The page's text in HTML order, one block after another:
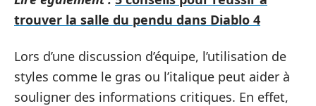
trouver la salle du pendu dans Diablo 4
Lors d’une discussion d’équipe, l’utilisation de
styles comme le gras ou l’italique peut aider à
souligner des informations critiques. En effet,